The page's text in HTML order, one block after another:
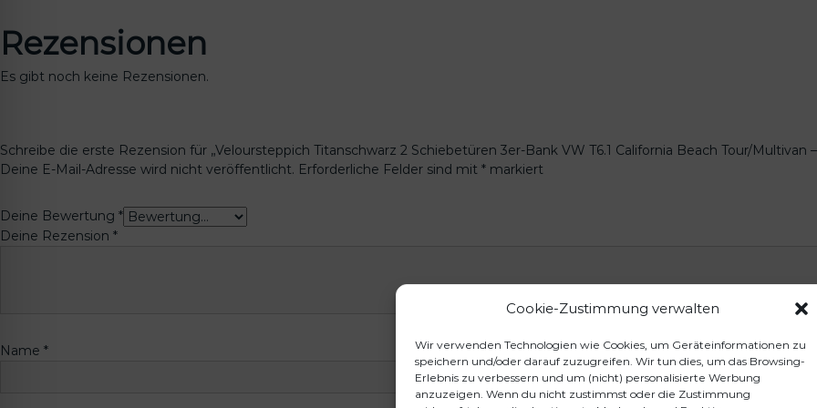
Cookie-Zustimmung verwalten
Wir verwenden Technologien wie Cookies, um Geräteinformationen zu
speichern und/oder darauf zuzugreifen. Wir tun dies, um das Browsing-
Erlebnis zu verbessern und um (nicht) personalisierte Werbung
anzuzeigen. Wenn du nicht zustimmst oder die Zustimmung
Rezensionen
Es gibt noch keine Rezensionen.
Schreibe die erste Rezension für „Veloursteppich Titanschwarz 2 Schiebetüren 3er-Bank VW T6.1 California Beach Tour/
Deine E-Mail-Adresse wird nicht veröffentlicht. Erforderliche Felder sind mit * markiert
Deine Bewertung *
Deine Rezension *
Name *